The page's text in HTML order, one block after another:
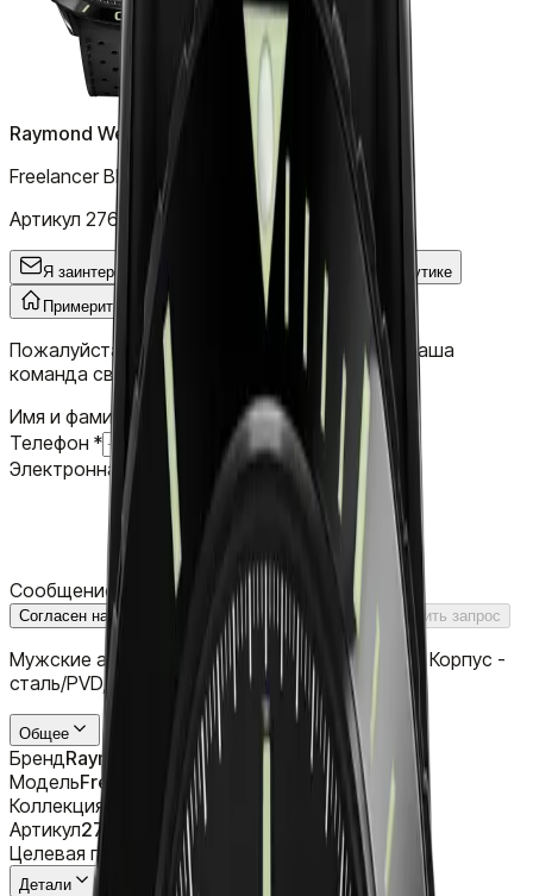
Raymond Weil
Freelancer Black
Артикул 2760-SB1-20001
Я заинтересован Общий запрос Примерить
В бутике
Примерить
У вас дома
Пожалуйста, заполните короткую форму, и наша
команда свяжется с вами.
Имя и фамилия
Телефон *
Электронная почта
Сообщение
Согласен на обработку персональных данных Отправить запрос
Мужские автоматические часы Raymond Weil. Корпус -
сталь/PVD, 43 мм. Ремешок - каучук.
Общее
БрендRaymond Weil
МодельFreelancer Black
Коллекция
Freelancer
Артикул2760-SB1-20001
Целевая группа
Мужской
Детали